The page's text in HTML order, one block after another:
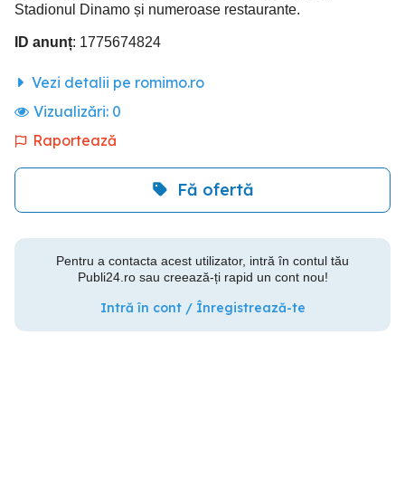
Stadionul Dinamo și numeroase restaurante.
ID anunț: 1775674824
Vezi detalii pe romimo.ro
Vizualizări: 0
Raportează
Fă ofertă
Pentru a contacta acest utilizator, intră în contul tău
Publi24.ro sau creează-ți rapid un cont nou!
Intră în cont / Înregistrează-te